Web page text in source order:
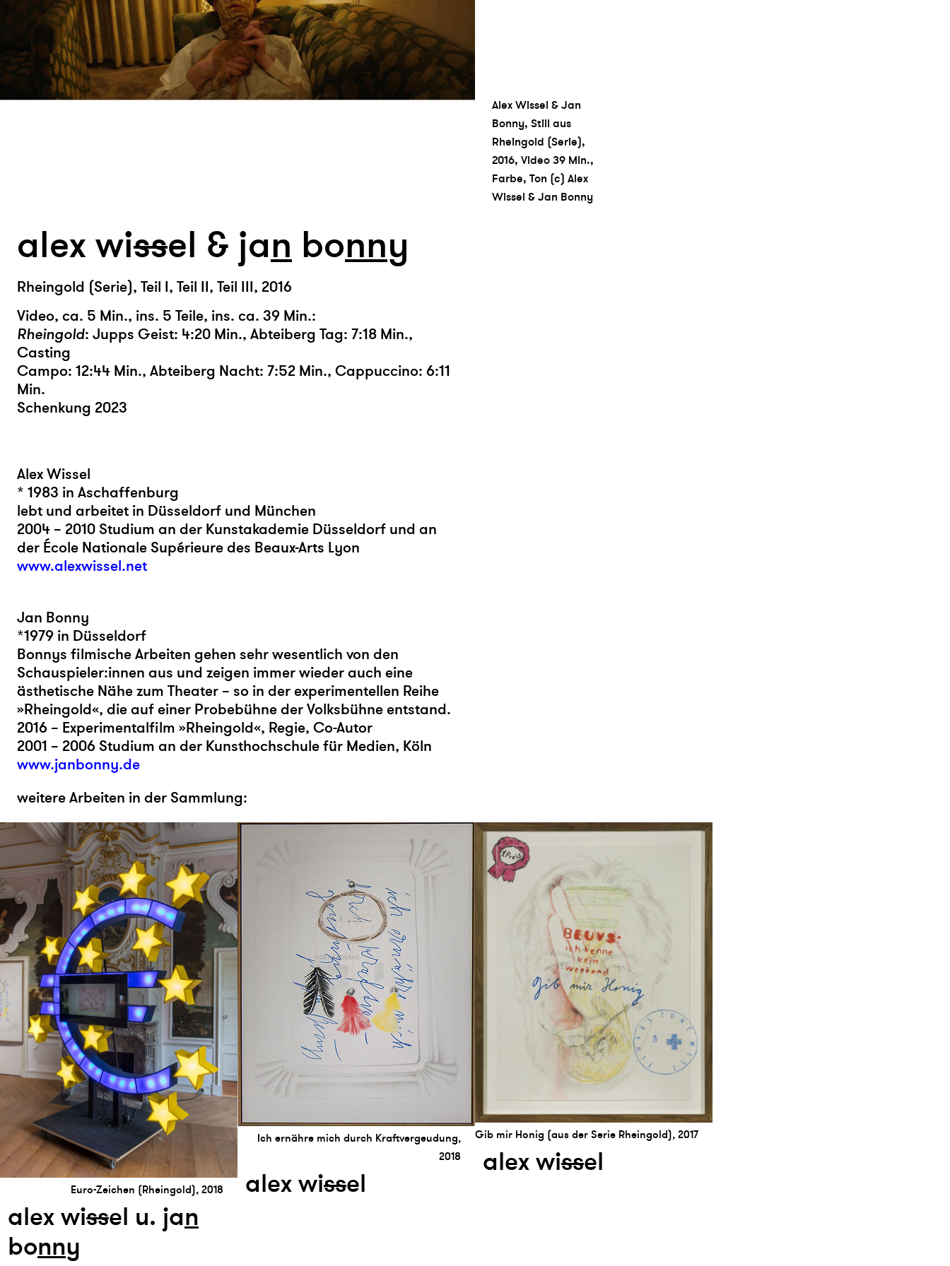
Alex Wissel & Jan
Bonny, Still aus
Rheingold (Serie),
2016, Video 39 Min.,
Farbe, Ton (c) Alex
Wissel & Jan Bonny
alex wissel & jan bonny
Rheingold (Serie), Teil I, Teil II, Teil III, 2016
Video, ca. 5 Min., ins. 5 Teile, ins. ca. 39 Min.:
Rheingold: Jupps Geist: 4:20 Min., Abteiberg Tag: 7:18 Min.,
Casting
Campo: 12:44 Min., Abteiberg Nacht: 7:52 Min., Cappuccino: 6:11
Min.
Schenkung 2023
Alex Wissel
* 1983 in Aschaffenburg
lebt und arbeitet in Düsseldorf und München
2004 – 2010 Studium an der Kunstakademie Düsseldorf und an
der École Nationale Supérieure des Beaux-Arts Lyon
www.alexwissel.net
Jan Bonny
*1979 in Düsseldorf
Bonnys filmische Arbeiten gehen sehr wesentlich von den
Schauspieler:innen aus und zeigen immer wieder auch eine
ästhetische Nähe zum Theater – so in der experimentellen Reihe
»Rheingold«, die auf einer Probebühne der Volksbühne entstand.
2016 – Experimentalfilm »Rheingold«, Regie, Co-Autor
2001 – 2006 Studium an der Kunsthochschule für Medien, Köln
www.janbonny.de
weitere Arbeiten in der Sammlung:
Euro-Zeichen (Rheingold), 2018
alex wissel u. jan
bonny
Ich ernähre mich durch Kraftvergeudung,
2018
alex wissel
Gib mir Honig (aus der Serie Rheingold), 2017
alex wissel